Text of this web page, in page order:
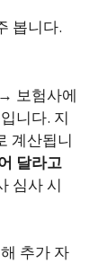
봅니다.
보험사에
니다. 지
계산됩니
달라고
심사 시
추가 자